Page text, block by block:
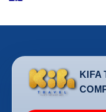
KIFA